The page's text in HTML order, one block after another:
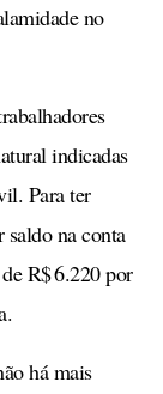
no
indicadas
Para ter
saldo na conta
R$ 6.220 por
há mais